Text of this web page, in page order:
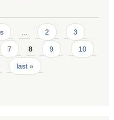
2 3
7 8 9 10
last »